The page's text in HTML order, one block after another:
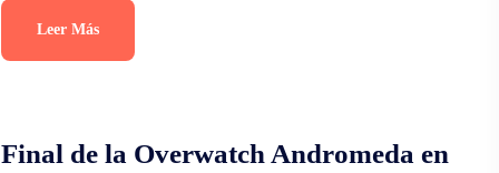
Leer Más
Final de la Overwatch Andromeda en